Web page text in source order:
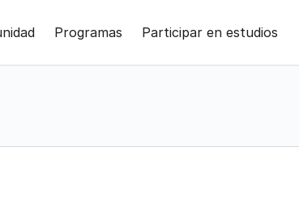
Programas Participar en estudios